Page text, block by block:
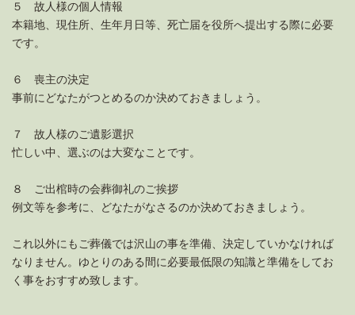
５ 故人様の個人情報
本籍地、現住所、生年月日等、死亡届を役所へ提出する際に必要
です。
６ 喪主の決定
事前にどなたがつとめるのか決めておきましょう。
７ 故人様のご遺影選択
忙しい中、選ぶのは大変なことです。
８ ご出棺時の会葬御礼のご挨拶
例文等を参考に、どなたがなさるのか決めておきましょう。
これ以外にもご葬儀では沢山の事を準備、決定していかなければ
なりません。ゆとりのある間に必要最低限の知識と準備をしてお
く事をおすすめ致します。